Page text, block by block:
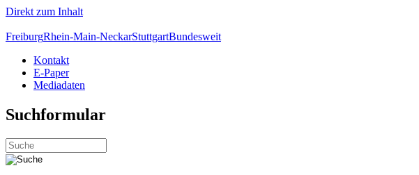
Direkt zum Inhalt
FreiburgRhein-Main-NeckarStuttgartBundesweit
Kontakt
E-Paper
Mediadaten
Suchformular